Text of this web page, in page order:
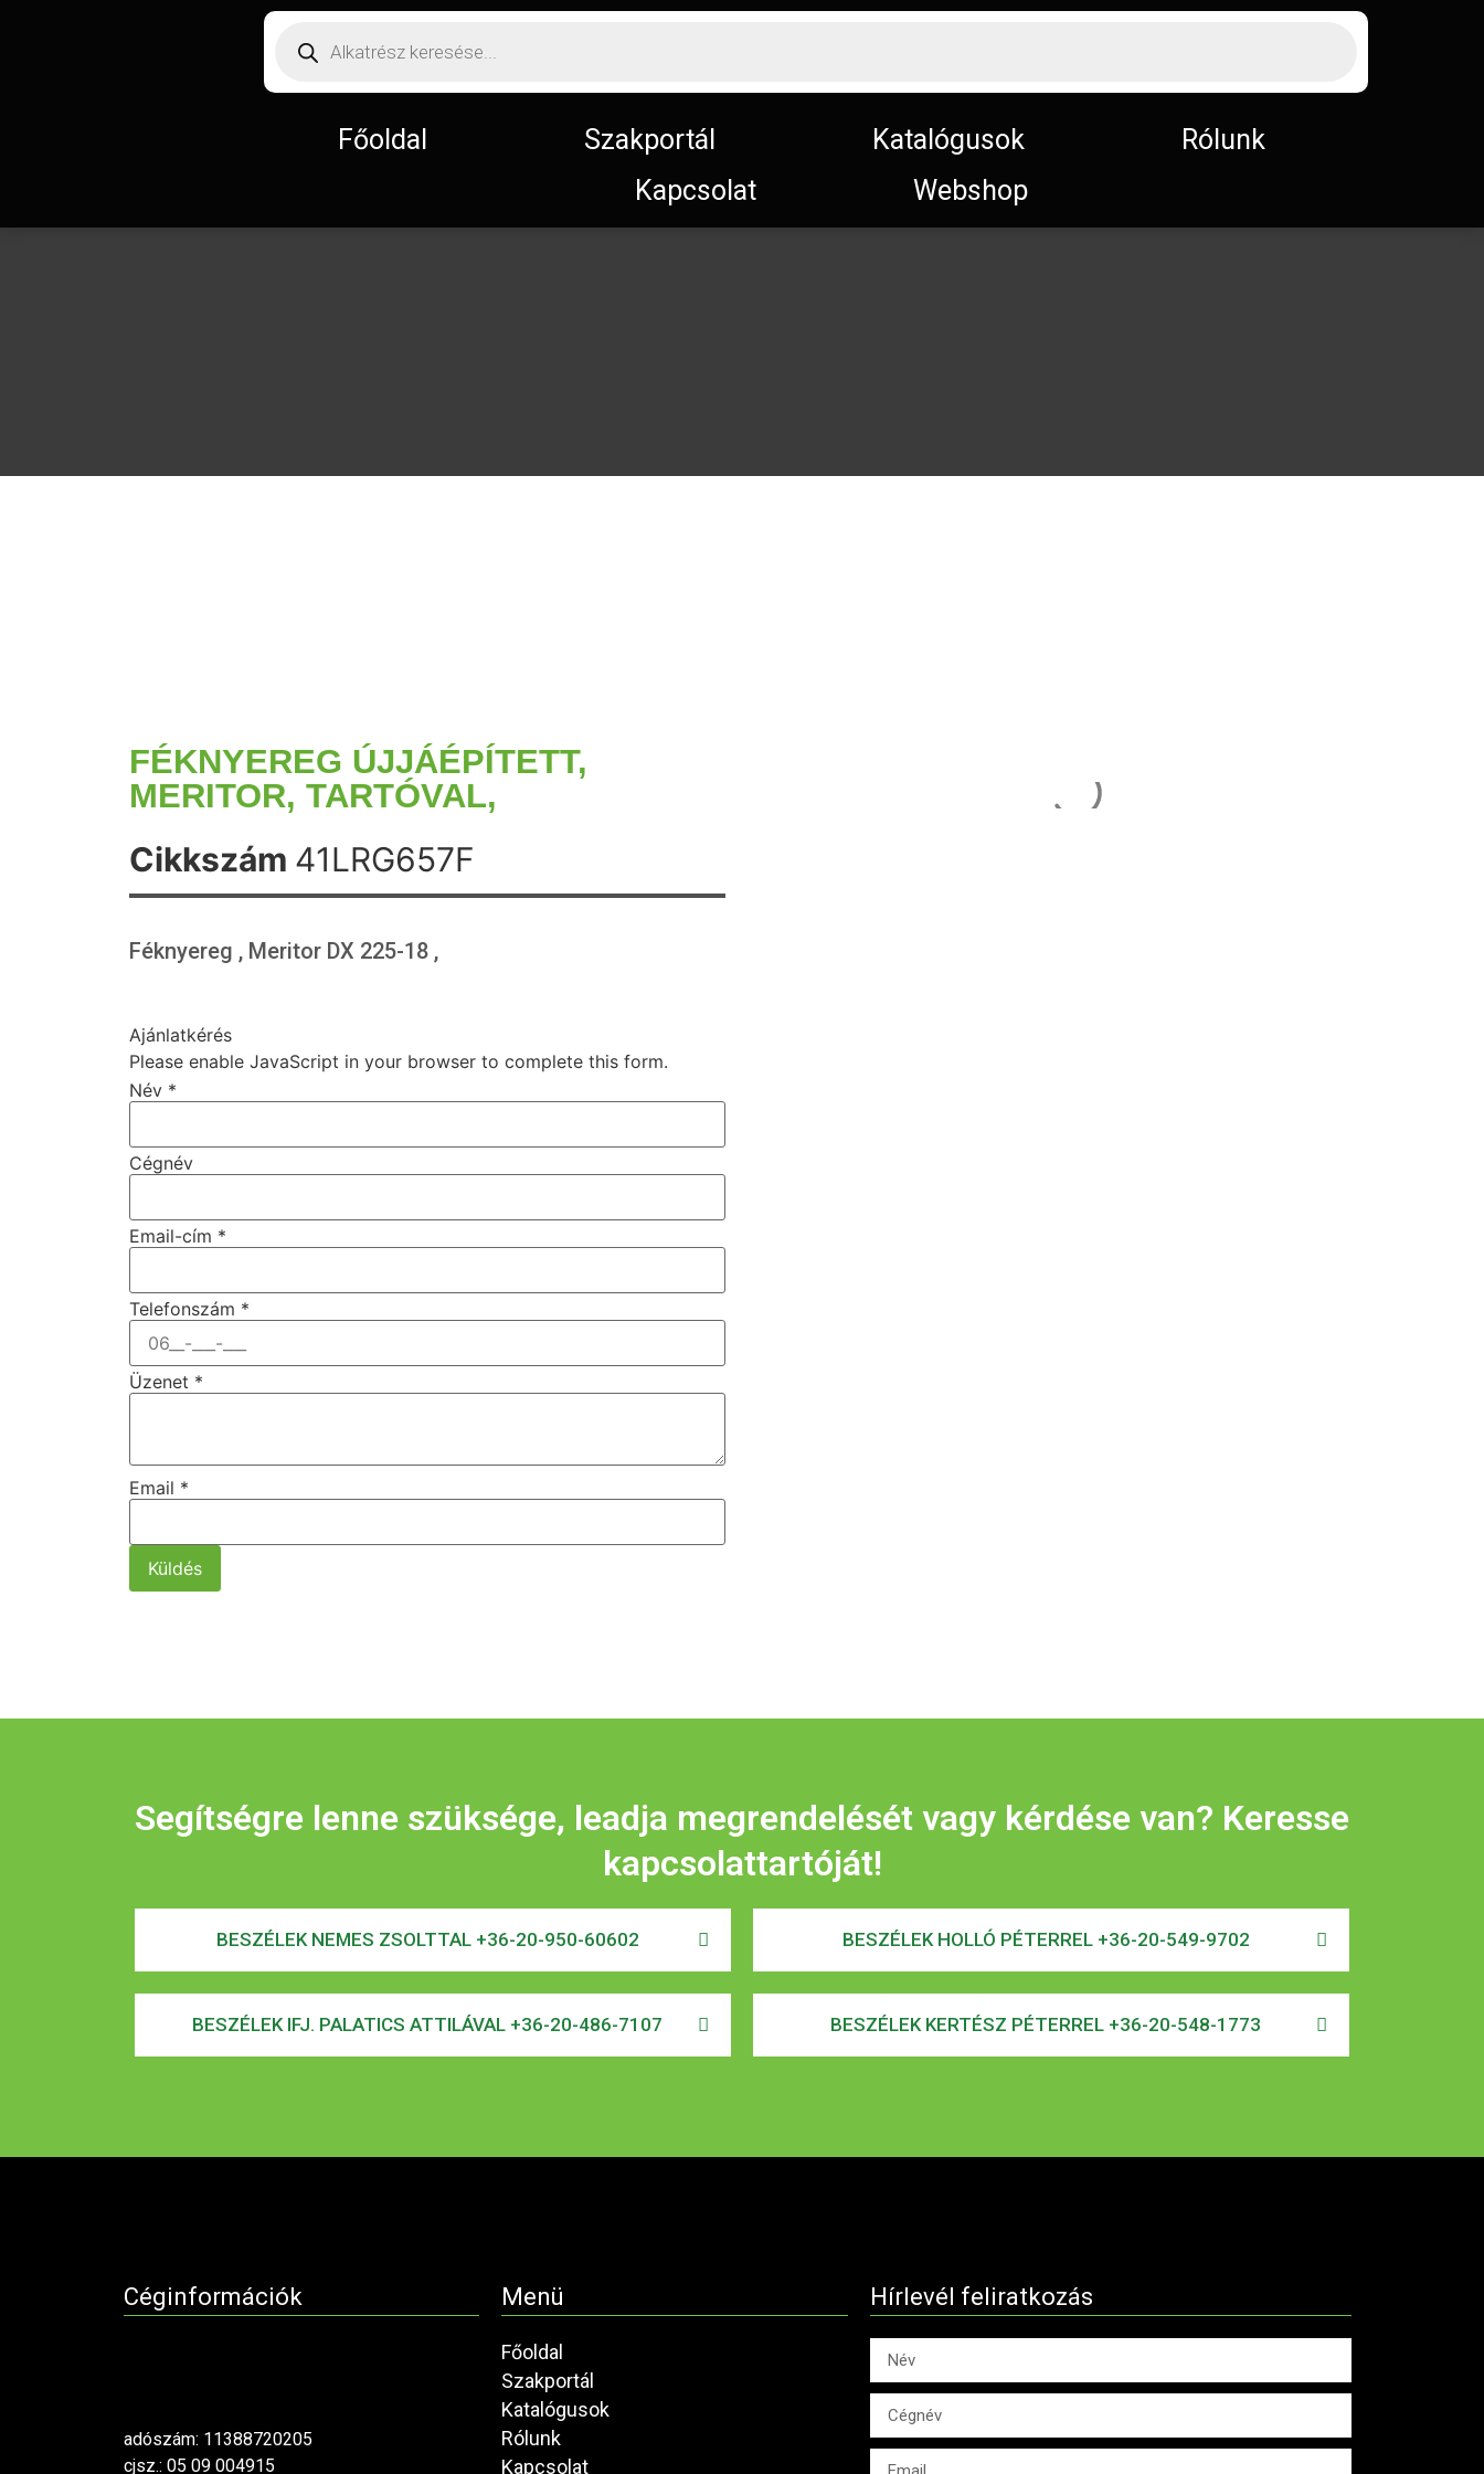
Főoldal Szakportál Katalógusok
Rólunk
Kapcsolat
Webshop
FÉKNYEREG ÚJJÁÉPÍTETT,
MERITOR, TARTÓVAL,
Cikkszám 41LRG657F
Féknyereg , Meritor DX 225-18 ,
Ajánlatkérés
Please enable JavaScript in your browser to complete this form.
Név *
Cégnév
Email-cím *
Telefonszám *
Üzenet *
Email *
Küldés
Segítségre lenne szüksége, leadja megrendelését vagy kérdése van? Keresse
kapcsolattartóját!
BESZÉLEK NEMES ZSOLTTAL +36-20-950-60602 BESZÉLEK HOLLÓ PÉTERREL +36-20-549-9702
BESZÉLEK IFJ. PALATICS ATTILÁVAL +36-20-486-7107 BESZÉLEK KERTÉSZ PÉTERREL +36-20-548-1773
Céginformációk
adószám: 11388720205
cjsz.: 05 09 004915
Menü
Főoldal
Szakportál
Katalógusok
Rólunk
Kapcsolat
Hírlevél feliratkozás